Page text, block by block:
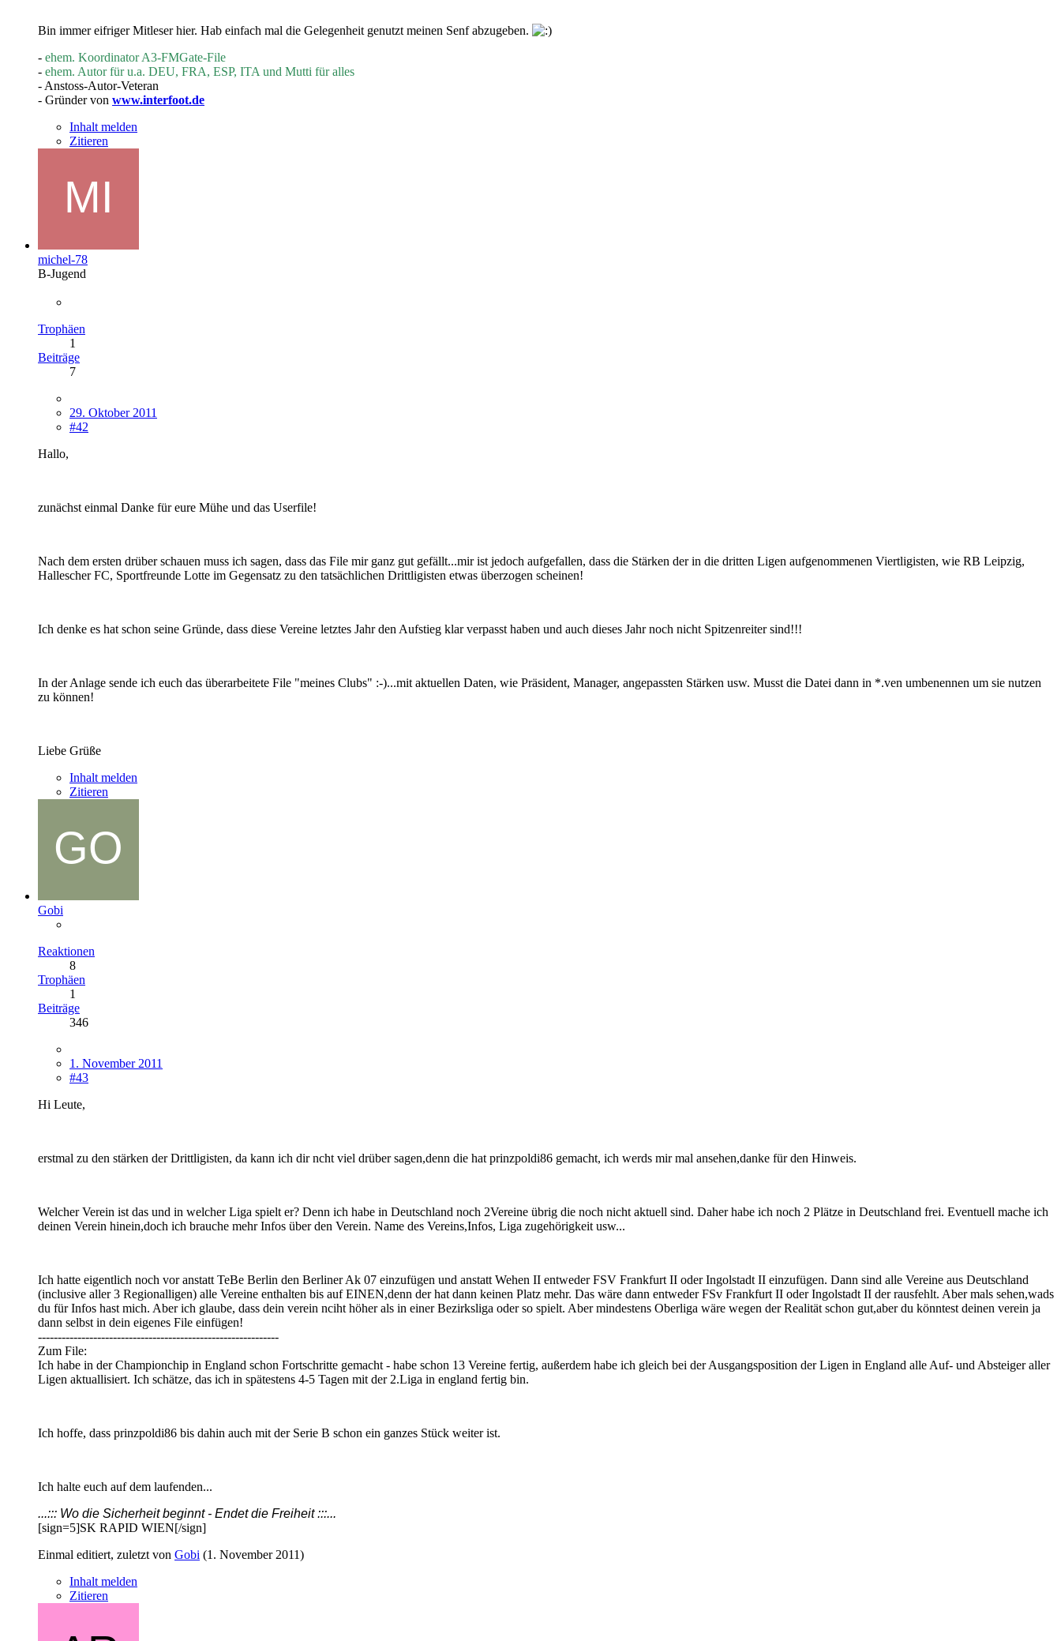
Bin immer eifriger Mitleser hier. Hab einfach mal die Gelegenheit genutzt meinen Senf abzugeben.
- ehem. Koordinator A3-FMGate-File
- ehem. Autor für u.a. DEU, FRA, ESP, ITA und Mutti für alles
- Anstoss-Autor-Veteran
- Gründer von www.interfoot.de
Inhalt melden
Zitieren
michel-78
B-Jugend
Trophäen
1
Beiträge
7
29. Oktober 2011
#42
Hallo,
zunächst einmal Danke für eure Mühe und das Userfile!
Nach dem ersten drüber schauen muss ich sagen, dass das File mir ganz gut gefällt...mir ist jedoch aufgefallen, dass die Stärken der in die dritten Ligen aufgenommenen Viertligisten, wie RB Leipzig,
Hallescher FC, Sportfreunde Lotte im Gegensatz zu den tatsächlichen Drittligisten etwas überzogen scheinen!
Ich denke es hat schon seine Gründe, dass diese Vereine letztes Jahr den Aufstieg klar verpasst haben und auch dieses Jahr noch nicht Spitzenreiter sind!!!
In der Anlage sende ich euch das überarbeitete File "meines Clubs" :-)...mit aktuellen Daten, wie Präsident, Manager, angepassten Stärken usw. Musst die Datei dann in *.ven umbenennen um sie nutzen
zu können!
Liebe Grüße
Inhalt melden
Zitieren
Gobi
Reaktionen
8
Trophäen
1
Beiträge
346
1. November 2011
#43
Hi Leute,
erstmal zu den stärken der Drittligisten, da kann ich dir ncht viel drüber sagen,denn die hat prinzpoldi86 gemacht, ich werds mir mal ansehen,danke für den Hinweis.
Welcher Verein ist das und in welcher Liga spielt er? Denn ich habe in Deutschland noch 2Vereine übrig die noch nicht aktuell sind. Daher habe ich noch 2 Plätze in Deutschland frei. Eventuell mache ich
deinen Verein hinein,doch ich brauche mehr Infos über den Verein. Name des Vereins,Infos, Liga zugehörigkeit usw...
Ich hatte eigentlich noch vor anstatt TeBe Berlin den Berliner Ak 07 einzufügen und anstatt Wehen II entweder FSV Frankfurt II oder Ingolstadt II einzufügen. Dann sind alle Vereine aus Deutschland
(inclusive aller 3 Regionalligen) alle Vereine enthalten bis auf EINEN,denn der hat dann keinen Platz mehr. Das wäre dann entweder FSv Frankfurt II oder Ingolstadt II der rausfehlt. Aber mals sehen,wads
du für Infos hast mich. Aber ich glaube, dass dein verein nciht höher als in einer Bezirksliga oder so spielt. Aber mindestens Oberliga wäre wegen der Realität schon gut,aber du könntest deinen verein ja
dann selbst in dein eigenes File einfügen!
-------------------------------------------------------------
Zum File:
Ich habe in der Championchip in England schon Fortschritte gemacht - habe schon 13 Vereine fertig, außerdem habe ich gleich bei der Ausgangsposition der Ligen in England alle Auf- und Absteiger aller
Ligen aktuallisiert. Ich schätze, das ich in spätestens 4-5 Tagen mit der 2.Liga in england fertig bin.
Ich hoffe, dass prinzpoldi86 bis dahin auch mit der Serie B schon ein ganzes Stück weiter ist.
Ich halte euch auf dem laufenden...
...::: Wo die Sicherheit beginnt - Endet die Freiheit :::...
[sign=5]SK RAPID WIEN[/sign]
Einmal editiert, zuletzt von Gobi (1. November 2011)
Inhalt melden
Zitieren